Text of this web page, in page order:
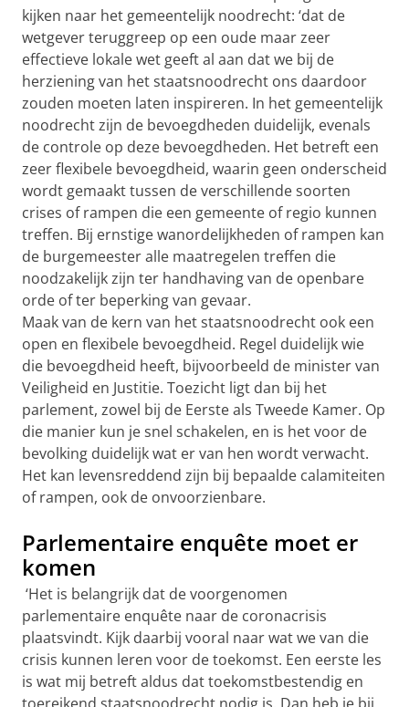
kijken naar het gemeentelijk noodrecht: ‘dat de
wetgever teruggreep op een oude maar zeer
effectieve lokale wet geeft al aan dat we bij de
herziening van het staatsnoodrecht ons daardoor
zouden moeten laten inspireren. In het gemeentelijk
noodrecht zijn de bevoegdheden duidelijk, evenals
de controle op deze bevoegdheden. Het betreft een
zeer flexibele bevoegdheid, waarin geen onderscheid
wordt gemaakt tussen de verschillende soorten
crises of rampen die een gemeente of regio kunnen
treffen. Bij ernstige wanordelijkheden of rampen kan
de burgemeester alle maatregelen treffen die
noodzakelijk zijn ter handhaving van de openbare
orde of ter beperking van gevaar.
Maak van de kern van het staatsnoodrecht ook een
open en flexibele bevoegdheid. Regel duidelijk wie
die bevoegdheid heeft, bijvoorbeeld de minister van
Veiligheid en Justitie. Toezicht ligt dan bij het
parlement, zowel bij de Eerste als Tweede Kamer. Op
die manier kun je snel schakelen, en is het voor de
bevolking duidelijk wat er van hen wordt verwacht.
Het kan levensreddend zijn bij bepaalde calamiteiten
of rampen, ook de onvoorzienbare.
Parlementaire enquête moet er
komen
‘Het is belangrijk dat de voorgenomen
parlementaire enquête naar de coronacrisis
plaatsvindt. Kijk daarbij vooral naar wat we van die
crisis kunnen leren voor de toekomst. Een eerste les
is wat mij betreft aldus dat toekomstbestendig en